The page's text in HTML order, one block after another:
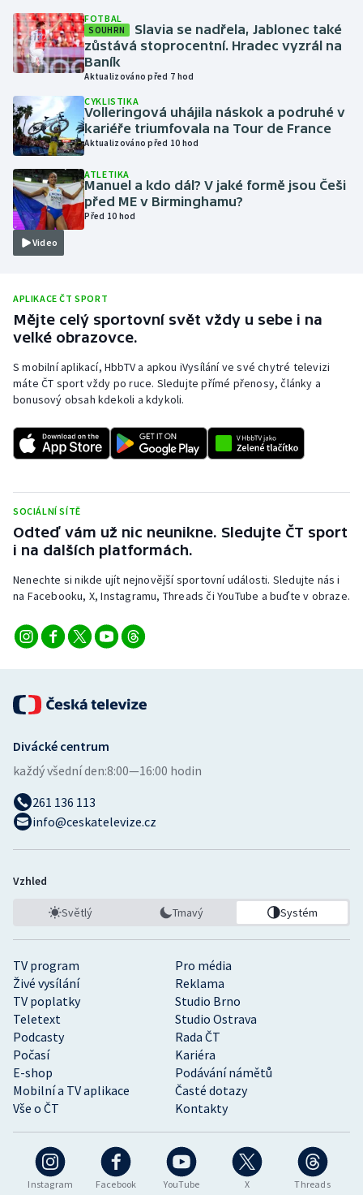
Lyže a snowboard
Moderní pětiboj
Olympijské hry
Parasport
Plavání
Plážový volejbal
Rychlobruslení
Rychlostní kanoistika
Short track
Sportovní střelba
Triatlon
Veslování
Vodní slalom
Volejbal
Ostatní
FOTBAL
SOUHRN
Slavia se nadřela, Jablonec také
zůstává stoprocentní. Hradec vyzrál na
Baník
Aktualizováno před 7 hod
CYKLISTIKA
Volleringová uhájila náskok a podruhé v
kariéře triumfovala na Tour de France
Aktualizováno před 10 hod
Video
ATLETIKA
Manuel a kdo dál? V jaké formě jsou Češi
před ME v Birminghamu?
Před 10 hod
APLIKACE ČT SPORT
Mějte celý sportovní svět vždy u sebe i na
velké obrazovce.
S mobilní aplikací, HbbTV a apkou iVysílání ve své chytré televizi
máte ČT sport vždy po ruce. Sledujte přímé přenosy, články a
bonusový obsah kdekoli a kdykoli.
SOCIÁLNÍ SÍTĚ
Odteď vám už nic neunikne. Sledujte ČT sport
i na dalších platformách.
Nenechte si nikde ujít nejnovější sportovní události. Sledujte nás i
na Facebooku, X, Instagramu, Threads či YouTube a buďte v obraze.
Instagram Facebook YouTube X Threads
TV program
Pro média
Živé vysílání
Reklama
TV poplatky
Studio Brno
Teletext
Studio Ostrava
Podcasty
Rada ČT
Počasí
Kariéra
E-shop
Podávání námětů
Mobilní a TV aplikace
Časté dotazy
Vše o ČT
Kontakty
Divácké centrum
každý všední den:8:00—16:00 hodin
261 136 113
info@ceskatelevize.cz
Vzhled
Světlý Tmavý Systém